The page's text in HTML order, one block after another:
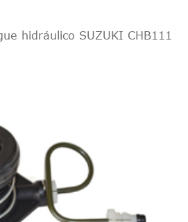
hidráulico SUZUKI CHB111